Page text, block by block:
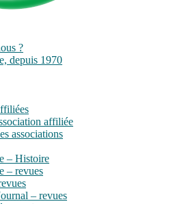
?
depuis 1970
affiliée
associations
– Histoire
– revues
– revues